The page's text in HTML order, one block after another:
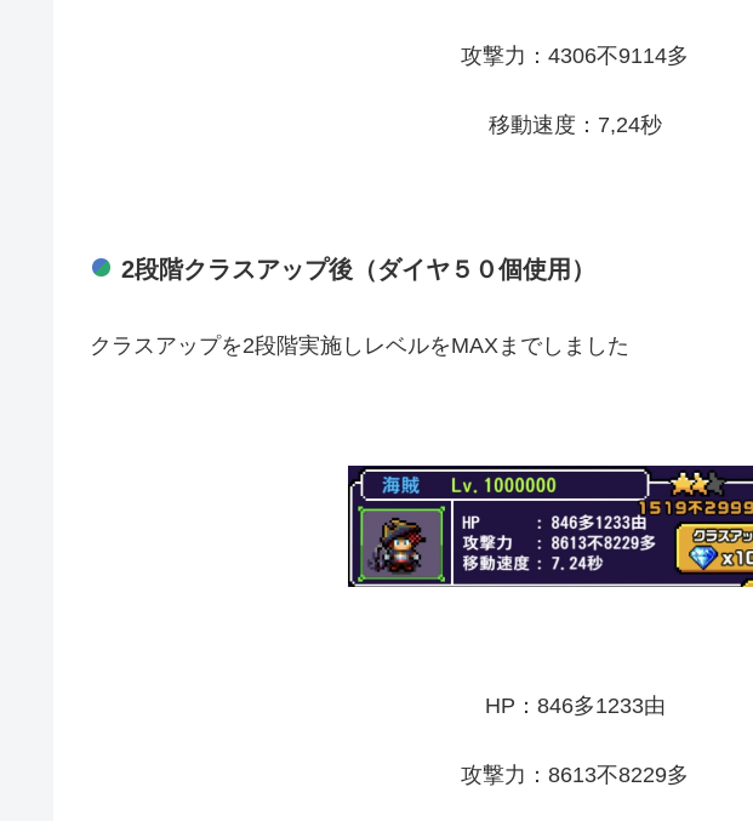
攻撃力：4306不9114多
移動速度：7,24秒
2段階クラスアップ後（ダイヤ５０個使用）
クラスアップを2段階実施しレベルをMAXまでしました
HP：846多1233由
攻撃力：8613不8229多